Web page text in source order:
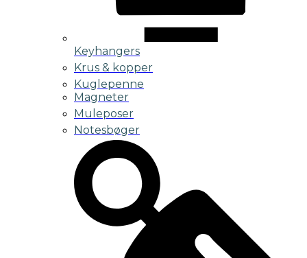
Keyhangers
Krus & kopper
Kuglepenne
Magneter
Muleposer
Notesbøger